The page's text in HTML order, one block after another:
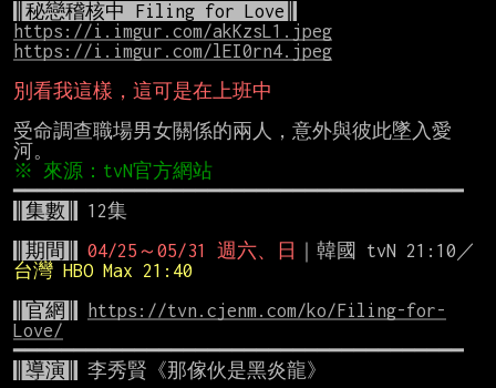
║秘戀稽核中 Filing for Love║
https://i.imgur.com/akKzsL1.jpeg
https://i.imgur.com/lEI0rn4.jpeg
別看我這樣，這可是在上班中
受命調查職場男女關係的兩人，意外與彼此墜入愛
║集數║
12集
║期間║
04/25～05/31 週六、日
｜韓國 tvN 21:10／
台灣 HBO Max 21:40
║官網║
https://tvn.cjenm.com/ko/Filing-for-
Love/
║導演║
李秀賢《那傢伙是黑炎龍》